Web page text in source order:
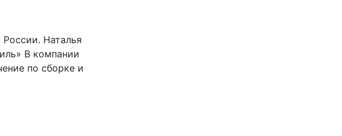
Наталья
В компании
по сборке и